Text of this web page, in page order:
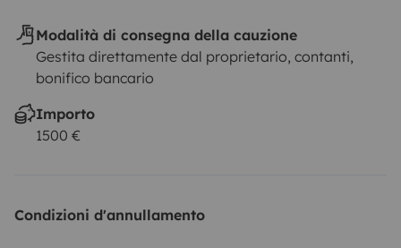
Modalità di consegna della cauzione
Gestita direttamente dal proprietario, contanti,
bonifico bancario
Importo
1500 €
Condizioni d'annullamento